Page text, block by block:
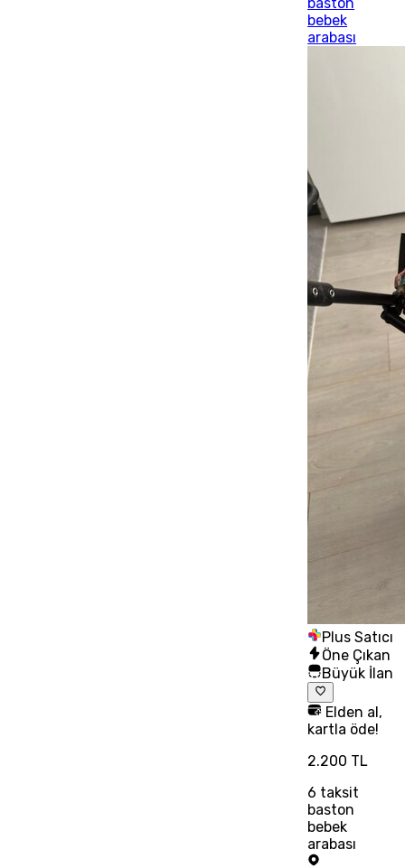
baston
bebek
arabası
Plus Satıcı
Öne Çıkan
Büyük İlan
Elden al,
kartla öde!
2.200 TL
6 taksit
baston
bebek
arabası